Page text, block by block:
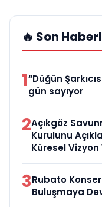
🔥 Son
1“Düğün
gün sayıyor
2Açıkgöz
Kurulunu
Küresel
3Rubato
Buluşmaya